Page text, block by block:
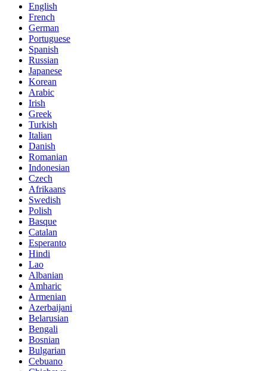
English
French
German
Portuguese
Spanish
Russian
Japanese
Korean
Arabic
Irish
Greek
Turkish
Italian
Danish
Romanian
Indonesian
Czech
Afrikaans
Swedish
Polish
Basque
Catalan
Esperanto
Hindi
Lao
Albanian
Amharic
Armenian
Azerbaijani
Belarusian
Bengali
Bosnian
Bulgarian
Cebuano